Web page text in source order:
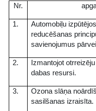
Nr.
1.
Automobiļu
reducēšanas
savienojumus
2.
Izmantojot
dabas resursi.
3.
Ozona slāņa
sasilšanas izraisīta.